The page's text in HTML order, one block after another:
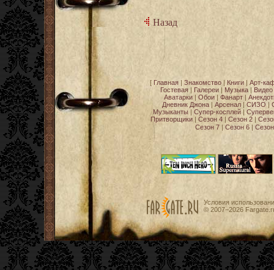
Назад
[ Главная| Знакомство| Книги| Арт-
Гостевая | Галереи | Музыка | Видео
Аватарки | Обои | Фанарт |
Дневник Джона| Арсенал| СИЗО |
Музыканты | Супер-косплей |
Притворщики | Сезон 4 | Сезон 2 |
Сезон 7| Сезон 6|
Условия
© 2007−2026